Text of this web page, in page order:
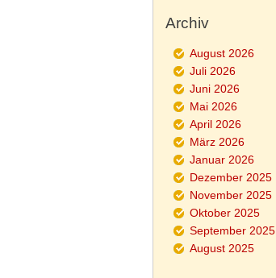
Archiv
August 2026
Juli 2026
Juni 2026
Mai 2026
April 2026
März 2026
Januar 2026
Dezember 2025
November 2025
Oktober 2025
September 2025
August 2025